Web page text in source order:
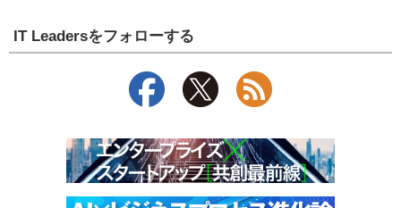
IT Leadersをフォローする